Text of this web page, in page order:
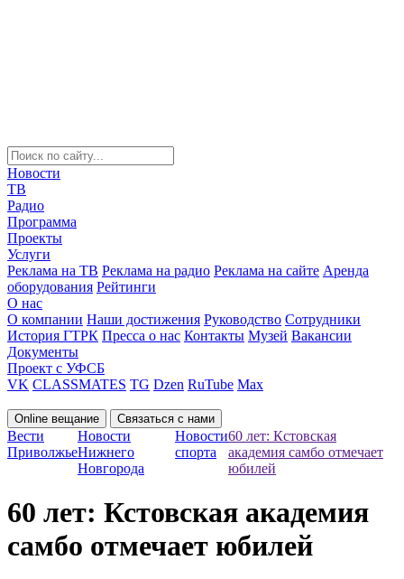
Новости
ТВ
Радио
Программа
Проекты
Услуги
Реклама на ТВ Реклама на радио Реклама на сайте Аренда
оборудования Рейтинги
О нас
О компании Наши достижения Руководство Сотрудники
История ГТРК Пресса о нас Контакты Музей Вакансии
Документы
Проект с УФСБ
VK CLASSMATES TG Dzen RuTube Max
Online вещание Связаться с нами
Вести
Приволжье
Новости
Нижнего
Новгорода
Новости
спорта
60 лет: Кстовская
академия самбо отмечает
юбилей
60 лет: Кстовская академия
самбо отмечает юбилей